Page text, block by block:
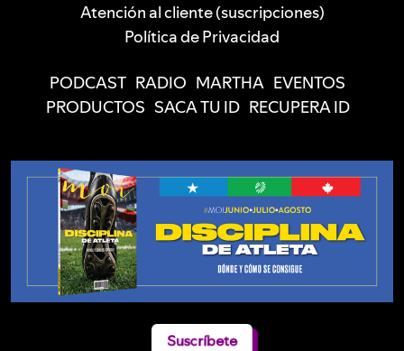
Atención al cliente (suscripciones)
Política de Privacidad
PODCAST RADIO MARTHA EVENTOS
PRODUCTOS SACA TU ID RECUPERA ID
Suscríbete